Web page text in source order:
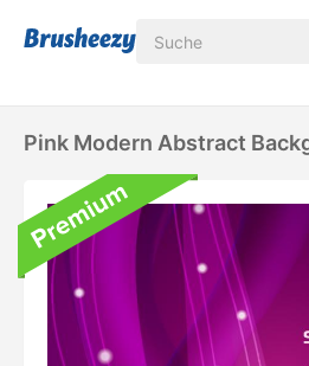
Pink Modern Abstract